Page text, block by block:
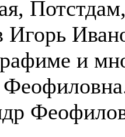
Игорь
и